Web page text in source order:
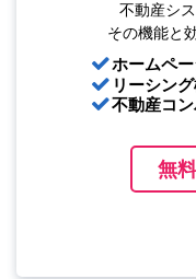
不動産シ
その機能と
ホームペ
リーシン
不動産コ
無